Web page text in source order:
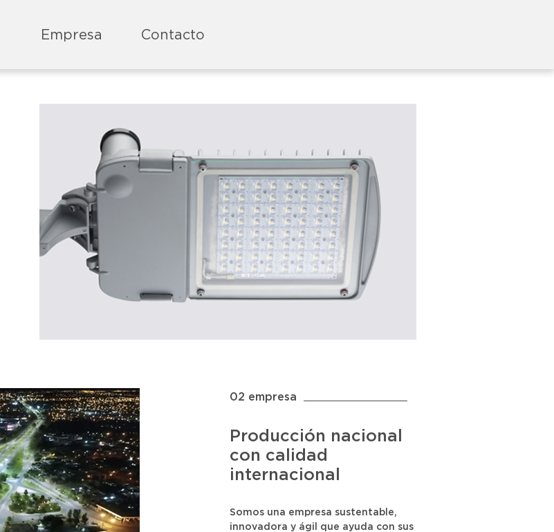
Empresa Contacto
02 empresa
Producción nacional
con calidad
internacional
Somos una empresa sustentable,
innovadora y ágil que ayuda con sus